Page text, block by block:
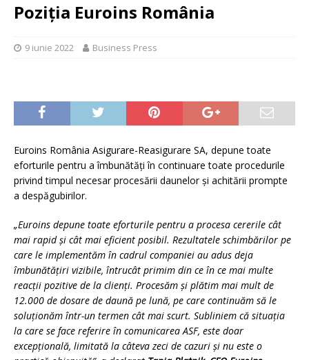
Poziția Euroins România
9 iunie 2022 Business Press
Euroins România Asigurare-Reasigurare SA, depune toate
eforturile pentru a îmbunătăți în continuare toate procedurile
privind timpul necesar procesării daunelor și achitării prompte
a despăgubirilor.
„Euroins depune toate eforturile pentru a procesa cererile cât
mai rapidși cât mai eficient posibil. Rezultatele schimbărilor pe
care le implementăm în cadrul companiei au adus deja
îmbunătățiri vizibile, întrucât primim din ce în ce mai multe
reacții pozitive de la clienți. Procesăm și plătim mai mult de
12.000 de dosare de daună pe lună, pe care continuăm să le
soluționăm într-un termen cât mai scurt. Subliniem că situația
la care se face referire în comunicarea ASF, este doar
excepțională, limitată la câteva zeci de cazuri și nu este o